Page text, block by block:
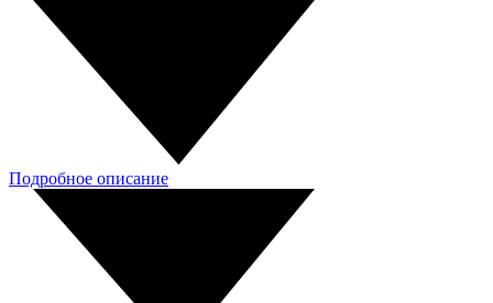
Подробное описание